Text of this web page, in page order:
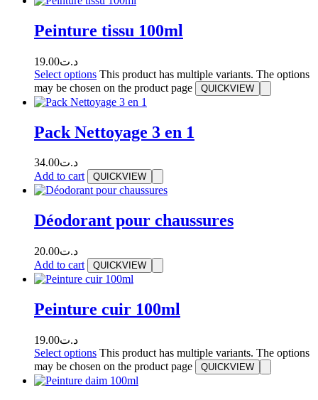
Peinture tissu 100ml
د.ت19.00
Select options This product has multiple variants. The options
may be chosen on the product page
QUICKVIEW
Pack Nettoyage 3 en 1
د.ت34.00
Add to cart
QUICKVIEW
Déodorant pour chaussures
د.ت20.00
Add to cart
QUICKVIEW
Peinture cuir 100ml
د.ت19.00
Select options This product has multiple variants. The options
may be chosen on the product page
QUICKVIEW